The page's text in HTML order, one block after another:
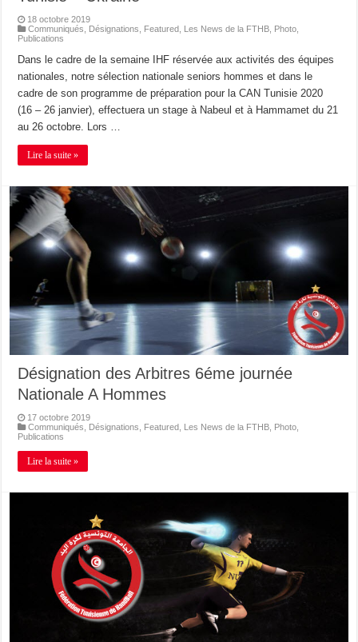
18 octobre 2019
Communiqués
Désignations Featured Les News de la FTHB Photo
Publications
Dans le cadre de la semaine IHF réservée aux activités des équipes
nationales, notre sélection nationale seniors hommes et dans le
cadre de son programme de préparation pour la CAN Tunisie 2020
(16 – 26 janvier), effectuera un stage à Nabeul et à Hammamet du 21
au 26 octobre. Lors …
Lire la suite »
Désignation des Arbitres 6éme journée
Nationale A Hommes
17 octobre 2019
Communiqués
Désignations Featured Les News de la FTHB Photo
Publications
Lire la suite »